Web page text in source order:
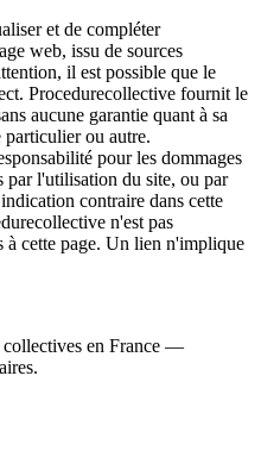
et de compléter
web, issu de sources
il est possible que le
Procedurecollective fournit le
aucune garantie quant à sa
particulier ou autre.
pour les dommages
par l'utilisation du site, ou par
contraire dans cette
n'est pas
à cette page. Un lien n'implique
collectives en France —